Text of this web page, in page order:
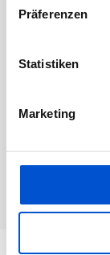
Präferenzen
Statistiken
Marketing